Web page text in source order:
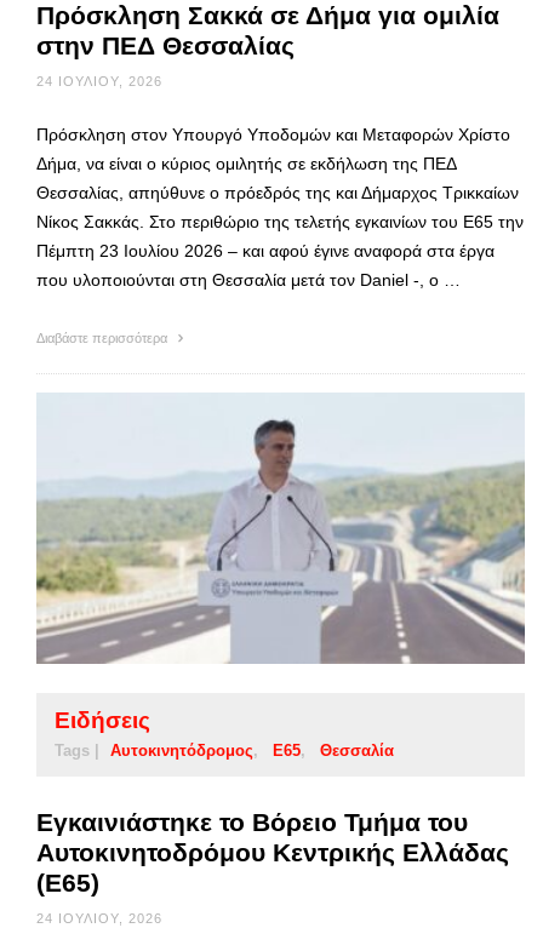
Πρόσκληση Σακκά σε Δήμα για ομιλία
στην ΠΕΔ Θεσσαλίας
24 ΙΟΥΛΊΟΥ, 2026
Πρόσκληση στον Υπουργό Υποδομών και Μεταφορών Χρίστο
Δήμα, να είναι ο κύριος ομιλητής σε εκδήλωση της ΠΕΔ
Θεσσαλίας, απηύθυνε ο πρόεδρός της και Δήμαρχος Τρικκαίων
Νίκος Σακκάς. Στο περιθώριο της τελετής εγκαινίων του Ε65 την
Πέμπτη 23 Ιουλίου 2026 – και αφού έγινε αναφορά στα έργα
που υλοποιούνται στη Θεσσαλία μετά τον Daniel -, ο …
Διαβάστε περισσότερα
Ειδήσεις
Tags | Αυτοκινητόδρομος Ε65 Θεσσαλία
Εγκαινιάστηκε το Βόρειο Τμήμα του
Αυτοκινητοδρόμου Κεντρικής Ελλάδας
(Ε65)
24 ΙΟΥΛΊΟΥ, 2026